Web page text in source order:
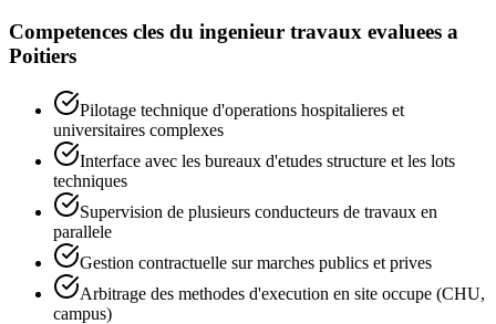
Competences cles du ingenieur travaux evaluees a
Poitiers
Pilotage technique d'operations hospitalieres et
universitaires complexes
Interface avec les bureaux d'etudes structure et les lots
techniques
Supervision de plusieurs conducteurs de travaux en
parallele
Gestion contractuelle sur marches publics et prives
Arbitrage des methodes d'execution en site occupe (CHU,
campus)